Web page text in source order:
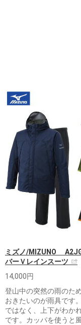
ミズノ/MIZUNO
バーＶレインスーツ
14,000円
登山中の突然の雨のた
おきたいのが雨具です
ではなく、上下がわか
です。カッパを使うと